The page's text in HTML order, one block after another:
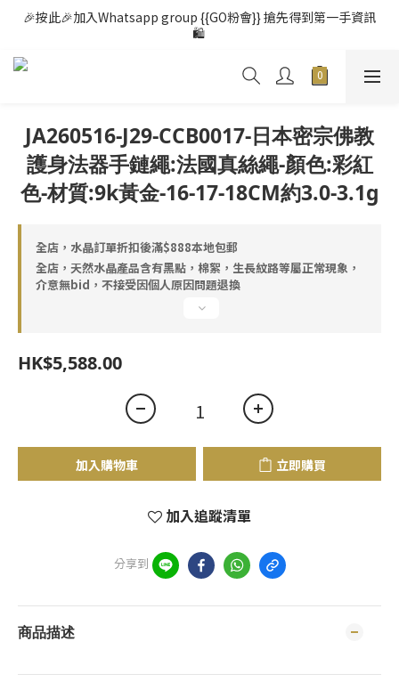
🎉按此🎉加入Whatsapp group {{GO粉會}} 搶先得到第一手資訊
🛍️
JA260516-J29-CCB0017-日本密宗佛教
護身法器手鏈繩:法國真絲繩-顏色:彩紅
色-材質:9k黃金-16-17-18CM約3.0-3.1g
全店，水晶訂單折扣後滿$888本地包郵
全店，天然水晶產品含有黑點，棉絮，生長紋路等屬正常現象，
介意無bid，不接受因個人原因問題退換
HK$5,588.00
加入購物車 立即購買
加入追蹤清單
分享到
商品描述